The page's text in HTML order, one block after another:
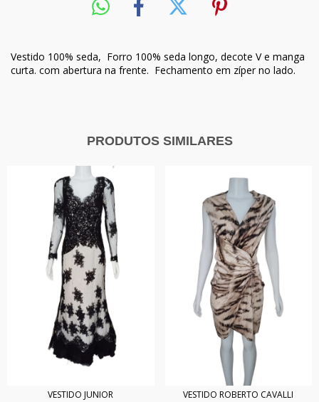
Vestido 100% seda, Forro 100% seda longo, decote V e manga
curta. com abertura na frente. Fechamento em zíper no lado.
PRODUTOS SIMILARES
VESTIDO JUNIOR VESTIDO ROBERTO CAVALLI